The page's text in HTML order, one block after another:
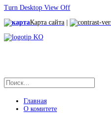
Turn Desktop View Off
Карта сайта
Главная
О комитете